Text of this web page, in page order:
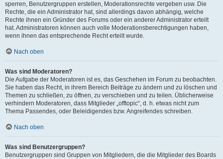
sperren, Benutzergruppen erstellen, Moderationsrechte vergeben usw. Die
Rechte, die ein Administrator hat, sind allerdings davon abhängig, welche
Rechte ihnen ein Gründer des Forums oder ein anderer Administrator erteilt
hat. Administratoren können auch volle Moderationsberechtigungen haben,
wenn ihnen das entsprechende Recht erteilt wurde.
Nach oben
Was sind Moderatoren?
Die Aufgabe der Moderatoren ist es, das Geschehen im Forum zu beobachten.
Sie haben das Recht, in ihrem Bereich Beiträge zu ändern und zu löschen und
Themen zu schließen, zu öffnen, zu verschieben und zu teilen. Üblicherweise
verhindern Moderatoren, dass Mitglieder „offtopic“, d. h. etwas nicht zum
Thema Passendes, oder Beleidigendes bzw. Angreifendes schreiben.
Nach oben
Was sind Benutzergruppen?
Benutzergruppen sind Gruppen von Mitgliedern, die die Mitglieder des Boards